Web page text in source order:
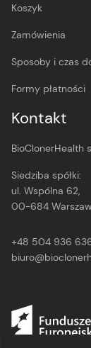
Koszyk
Zamówienia
Sposoby i czas
Formy płatności
Kontakt
BioClonerHealth
Siedziba spółki:
ul. Wspólna 62,
00-684
+48 504 936